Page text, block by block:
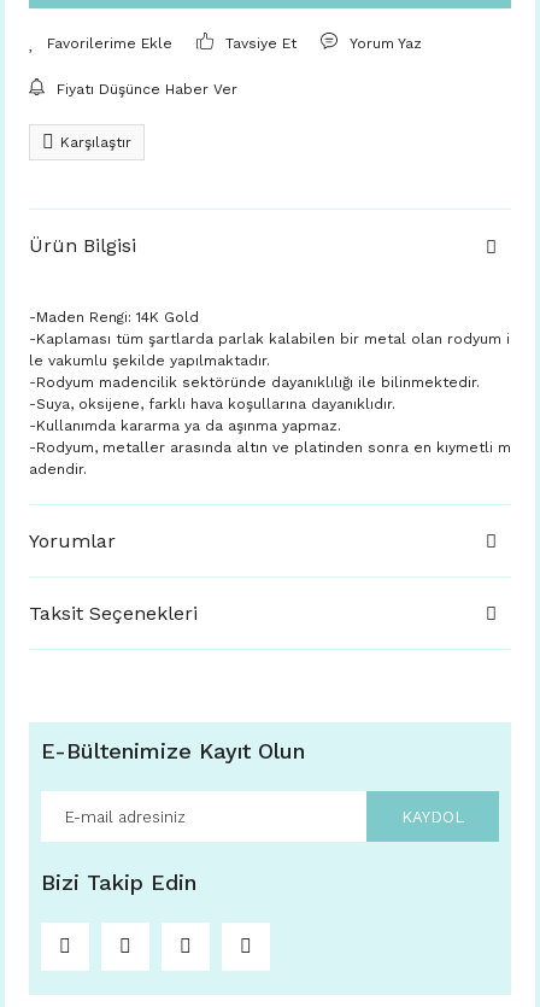
Tavsiye Et Yorum Yaz
Fiyatı Düşünce Haber Ver
Karşılaştır
Ürün Bilgisi
-Maden Rengi: 14K Gold
-Kaplaması tüm şartlarda parlak kalabilen bir metal olan rodyum i
le vakumlu şekilde yapılmaktadır.
-Rodyum madencilik sektöründe dayanıklılığı ile bilinmektedir.
-Suya, oksijene, farklı hava koşullarına dayanıklıdır.
-Kullanımda kararma ya da aşınma yapmaz.
-Rodyum, metaller arasında altın ve platinden sonra en kıymetli m
adendir.
Yorumlar
Taksit Seçenekleri
E-Bültenimize Kayıt Olun
KAYDOL
Bizi Takip Edin